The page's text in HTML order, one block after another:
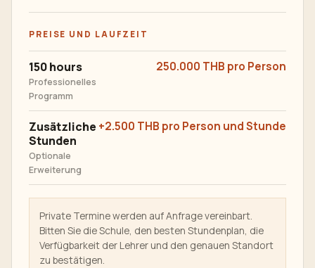
PREISE UND LAUFZEIT
150 hours
Professionelles
Programm
250.000 THB pro Person
Zusätzliche
Stunden
Optionale
Erweiterung
+2.500 THB pro Person und Stunde
Private Termine werden auf Anfrage vereinbart.
Bitten Sie die Schule, den besten Stundenplan, die
Verfügbarkeit der Lehrer und den genauen Standort
zu bestätigen.